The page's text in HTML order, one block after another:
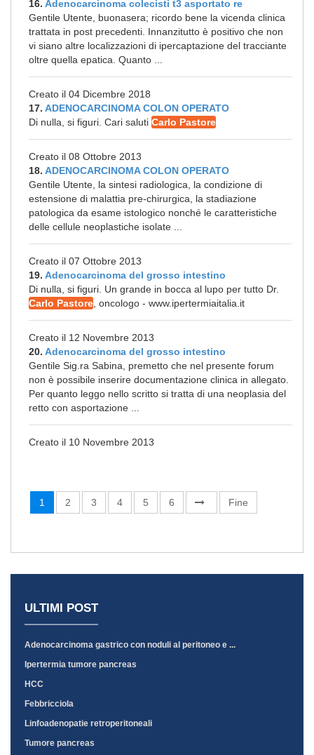
16. Adenocarcinoma colecisti t3 asportato re
Gentile Utente, buonasera; ricordo bene la vicenda clinica
trattata in post precedenti. Innanzitutto è positivo che non
vi siano altre localizzazioni di ipercaptazione del tracciante
oltre quella epatica. Quanto ...
Creato il 04 Dicembre 2018
17. ADENOCARCINOMA COLON OPERATO
Di nulla, si figuri. Cari saluti Carlo Pastore
Creato il 08 Ottobre 2013
18. ADENOCARCINOMA COLON OPERATO
Gentile Utente, la sintesi radiologica, la condizione di
estensione di malattia pre-chirurgica, la stadiazione
patologica da esame istologico nonché le caratteristiche
delle cellule neoplastiche isolate ...
Creato il 07 Ottobre 2013
19. Adenocarcinoma del grosso intestino
Di nulla, si figuri. Un grande in bocca al lupo per tutto Dr.
Carlo Pastore , oncologo - www.ipertermiaitalia.it
Creato il 12 Novembre 2013
20. Adenocarcinoma del grosso intestino
Gentile Sig.ra Sabina, premetto che nel presente forum
non è possibile inserire documentazione clinica in allegato.
Per quanto leggo nello scritto si tratta di una neoplasia del
retto con asportazione ...
Creato il 10 Novembre 2013
1 2 3 4 5 6 Fine
ULTIMI POST
Adenocarcinoma gastrico con noduli al peritoneo e ...
Ipertermia tumore pancreas
HCC
Febbricciola
Linfoadenopatie retroperitoneali
Tumore pancreas